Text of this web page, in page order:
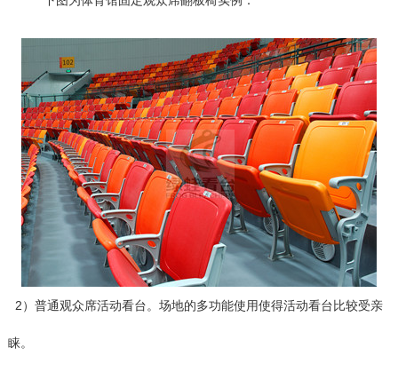
2）普通观众席活动看台。场地的多功能使用使得活动看台比较受亲
睐。